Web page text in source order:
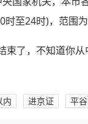
至24时)，范围为
了，不知道你
内 进京证 平谷